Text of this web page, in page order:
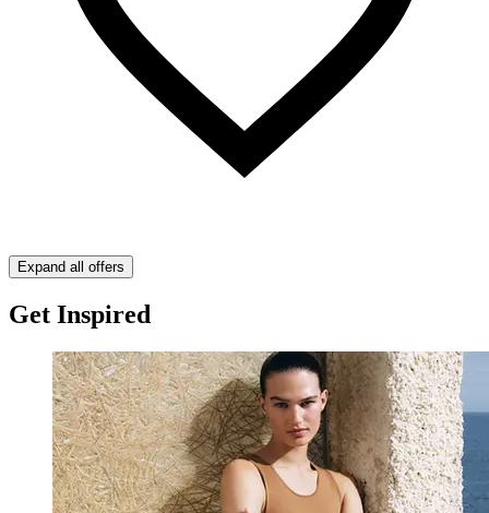
Expand all offers
Get Inspired